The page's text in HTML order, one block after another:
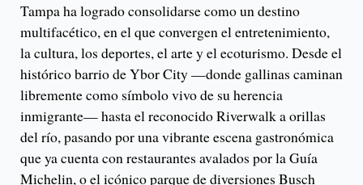
Tampa ha logrado consolidarse como un destino
multifacético, en el que convergen el entretenimiento,
la cultura, los deportes, el arte y el ecoturismo. Desde el
histórico barrio de Ybor City —donde gallinas caminan
libremente como símbolo vivo de su herencia
inmigrante— hasta el reconocido Riverwalk a orillas
del río, pasando por una vibrante escena gastronómica
que ya cuenta con restaurantes avalados por la Guía
Michelin, o el icónico parque de diversiones Busch